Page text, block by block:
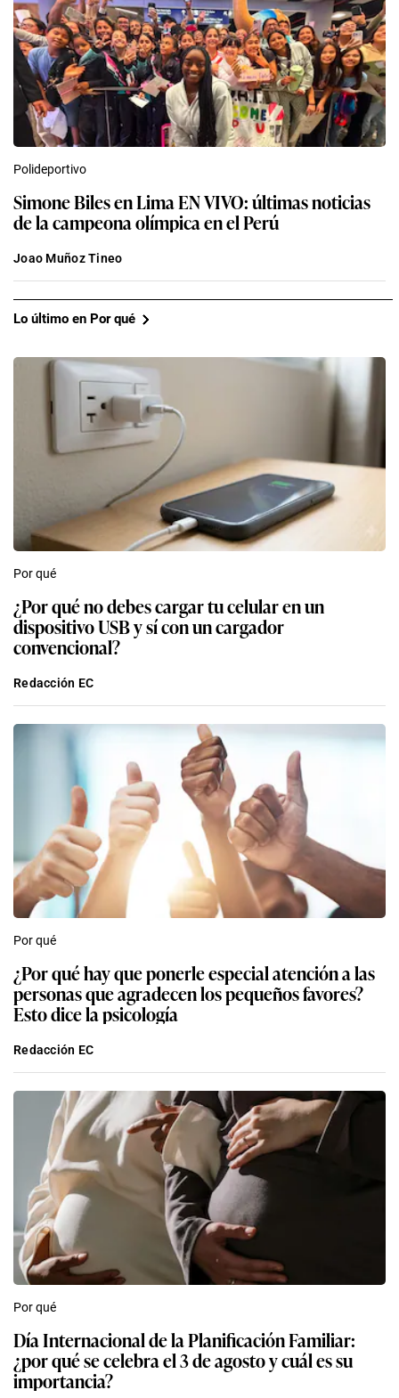
Polideportivo
Simone Biles en Lima EN VIVO: últimas noticias
de la campeona olímpica en el Perú
Joao Muñoz Tineo
Lo último en Por qué
Por qué
¿Por qué no debes cargar tu celular en un
dispositivo USB y sí con un cargador
convencional?
Redacción EC
Por qué
¿Por qué hay que ponerle especial atención a las
personas que agradecen los pequeños favores?
Esto dice la psicología
Redacción EC
Por qué
Día Internacional de la Planificación Familiar:
¿por qué se celebra el 3 de agosto y cuál es su
importancia?